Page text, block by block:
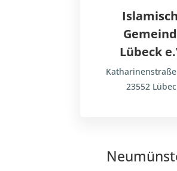
Lübeck
23552